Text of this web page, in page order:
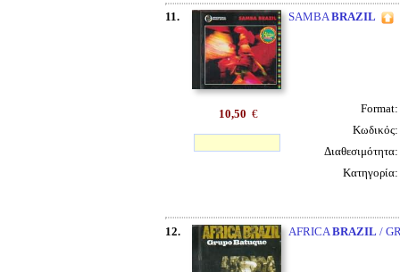
11. SAMBABRAZIL
10,50 €
Format:
Κωδικός:
Διαθεσιμότητα:
Κατηγορία:
12. AFRICA BRAZIL /